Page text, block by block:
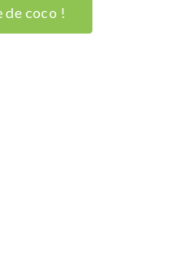
de coco !